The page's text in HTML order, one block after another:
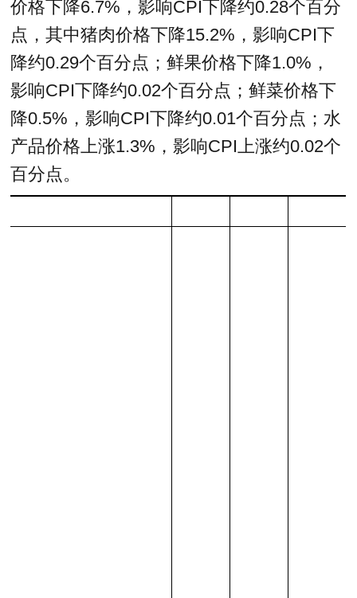
价格下降6.7%，影响CPI下降约0.28个百分
点，其中猪肉价格下降15.2%，影响CPI下
降约0.29个百分点；鲜果价格下降1.0%，
影响CPI下降约0.02个百分点；鲜菜价格下
降0.5%，影响CPI下降约0.01个百分点；水
产品价格上涨1.3%，影响CPI上涨约0.02个
百分点。